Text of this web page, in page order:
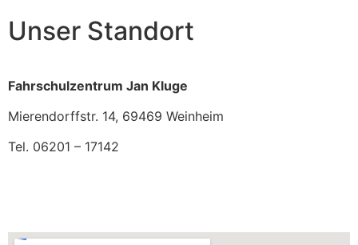
Unser Standort
Fahrschulzentrum Jan Kluge
Mierendorffstr. 14, 69469 Weinheim
Tel. 06201 – 17142